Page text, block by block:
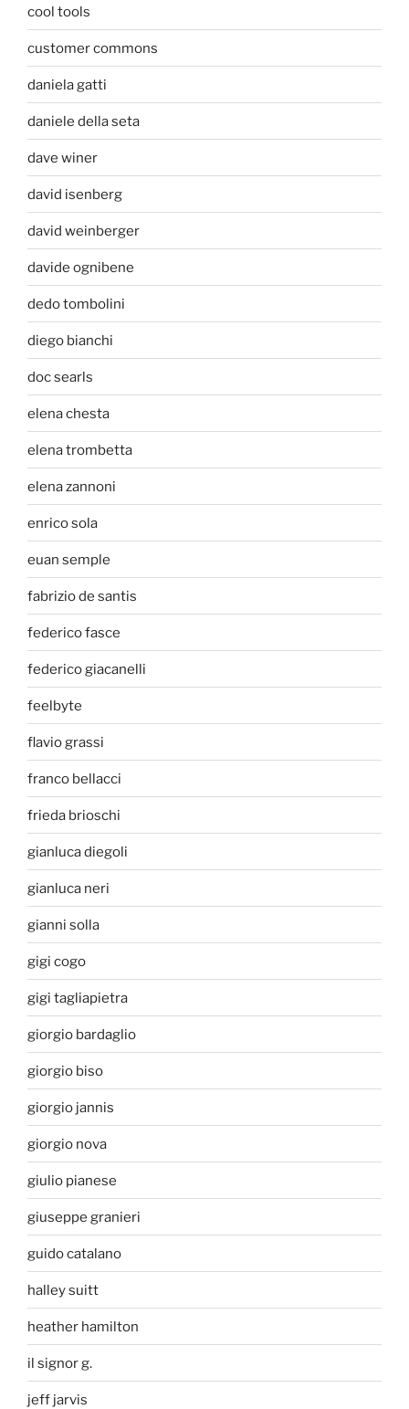
cool tools
customer commons
daniela gatti
daniele della seta
dave winer
david isenberg
david weinberger
davide ognibene
dedo tombolini
diego bianchi
doc searls
elena chesta
elena trombetta
elena zannoni
enrico sola
euan semple
fabrizio de santis
federico fasce
federico giacanelli
feelbyte
flavio grassi
franco bellacci
frieda brioschi
gianluca diegoli
gianluca neri
gianni solla
gigi cogo
gigi tagliapietra
giorgio bardaglio
giorgio biso
giorgio jannis
giorgio nova
giulio pianese
giuseppe granieri
guido catalano
halley suitt
heather hamilton
il signor g.
jeff jarvis